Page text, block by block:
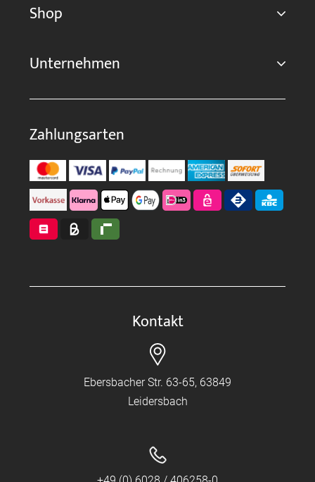
Shop
Unternehmen
Zahlungsarten
Kontakt
Ebersbacher Str. 63-65, 63849
Leidersbach